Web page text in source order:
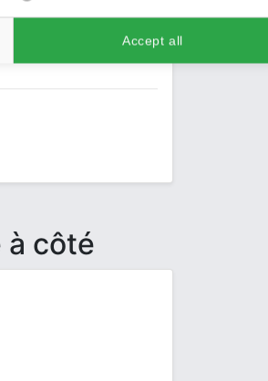
à côté
Accept all